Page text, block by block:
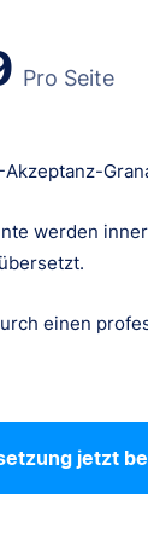
Pro Seite
Akzeptanz-
werden
einen
jetzt